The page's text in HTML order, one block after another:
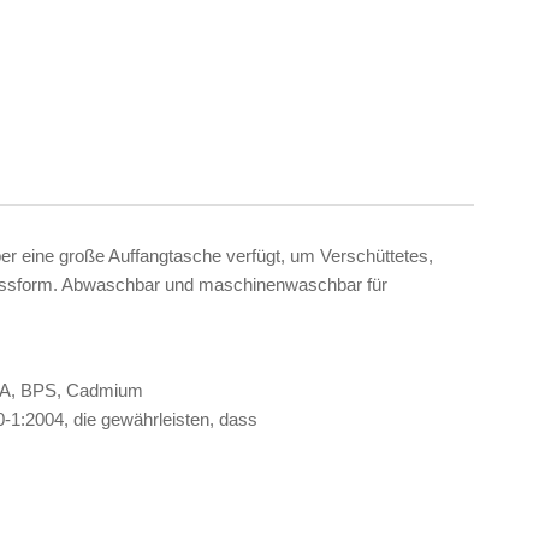
eine große Auffangtasche verfügt, um Verschüttetes,
Abwaschbar und maschinenwaschbar für
BPS, Cadmium
1:2004, die gewährleisten, dass